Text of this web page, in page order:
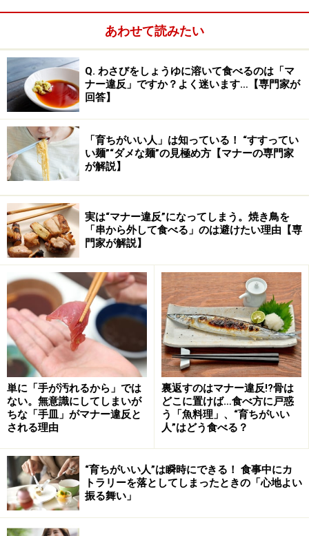
これは、上記『真に清潔であること』とは別に、『相手
から清潔そうに見える』ということです。例えば……
・洗ったばかりのシャツ、シワはありませんか？
・クリーニングから戻ってきたジャケット、ボタンが取
れかかっていませんか？
・買ったばかりのストッキング、知らぬ間に伝線してい
ませんか？
・今朝磨いてピカピカのパンプス。ソールが減りすぎて
いませんか？
以上のように、決して不潔にしているのでない物でも、
気付かぬうちに相手に『不潔感』を与えてしまう要素は
意外と沢山！ ポイントは…… 『相手から、清潔そうに見
える』です！
次のページは、 賢い女性の『機能性』
※記事内容は執筆時点のものです。最新の内容をご確認くださ
い。
1/3
あわせて読みたい
Q. わさびをしょうゆに溶いて食べるのは「マ
ナー違反」ですか？よく迷います…【専門家が
回答】
「育ちがいい人」は知っている！ “すすってい
い麺”“ダメな麺”の見極め方【マナーの専門家
が解説】
実は“マナー違反”になってしまう。焼き鳥を
「串から外して食べる」のは避けたい理由【専
門家が解説】
単に「手が汚れるから」では
ない。無意識にしてしまいが
ちな「手皿」がマナー違反と
される理由
裏返すのはマナー違反!?骨は
どこに置けば…食べ方に戸惑
う「魚料理」、“育ちがいい
人”はどう食べる？
“育ちがいい人”は瞬時にできる！ 食事中にカ
トラリーを落としてしまったときの「心地よい
振る舞い」